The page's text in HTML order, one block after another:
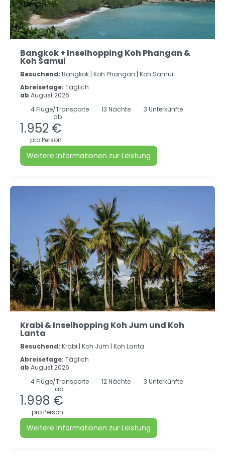
Bangkok + Inselhopping Koh Phangan &
Koh Samui
Besuchend: Bangkok | Koh Phangan | Koh Samui
Abreisetage: Täglich
ab August 2026
4Flüge/Transporte 13 Nächte
3 Unterkünfte
ab
1.952 €
pro Person
Weitere Informationen zur Leistung
Krabi & Inselhopping Koh Jum und Koh
Lanta
Besuchend: Krabi | Koh Jum | Koh Lanta
Abreisetage: Täglich
ab August 2026
4Flüge/Transporte 12Nächte
3 Unterkünfte
ab
1.998 €
pro Person
Weitere Informationen zur Leistung